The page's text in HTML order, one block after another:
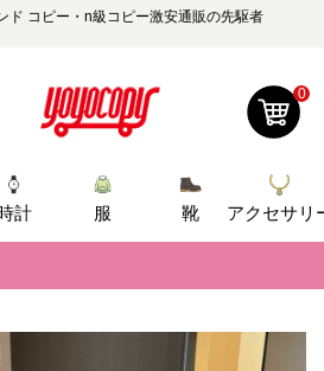
ド コピー・n級コピー激安通販の先駆者
0
計 服 靴
アクセサリ